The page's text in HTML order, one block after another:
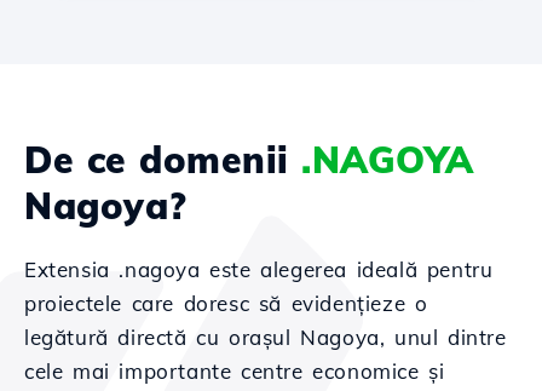
De ce domenii .NAGOYA
Nagoya?
Extensia .nagoya este alegerea ideală pentru
proiectele care doresc să evidențieze o
legătură directă cu orașul Nagoya, unul dintre
cele mai importante centre economice și